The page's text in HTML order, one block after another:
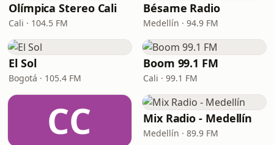
Olímpica Stereo Cali
Cali · 104.5 FM
Bésame Radio
Medellín · 94.9 FM
El Sol
Bogotá · 105.4 FM
Boom 99.1 FM
Cali · 99.1 FM
CC Mix Radio - Medellín
Medellín · 89.9 FM